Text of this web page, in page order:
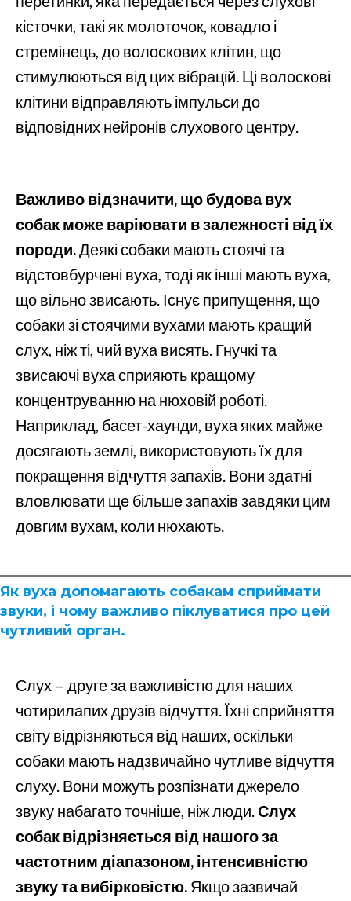
кісточки, такі як молоточок, ковадло і
стремінець, до волоскових клітин, що
стимулюються від цих вібрацій. Ці волоскові
клітини відправляють імпульси до
відповідних нейронів слухового центру.
Важливо відзначити, що будова вух
собак може варіювати в залежності від їх
породи.Деякі собаки мають стоячі та
відстовбурчені вуха, тоді як інші мають вуха,
що вільно звисають. Існує припущення, що
собаки зі стоячими вухами мають кращий
слух, ніж ті, чий вуха висять. Гнучкі та
звисаючі вуха сприяють кращому
концентруванню на нюховій роботі.
Наприклад, басет-хаунди, вуха яких майже
досягають землі, використовують їх для
покращення відчуття запахів. Вони здатні
вловлювати ще більше запахів завдяки цим
довгим вухам, коли нюхають.
Як вуха допомагають собакам сприймати
звуки, і чому важливо піклуватися про цей
чутливий орган.
Слух – друге за важливістю для наших
чотирилапих друзів відчуття. Їхні сприйняття
світу відрізняються від наших, оскільки
собаки мають надзвичайно чутливе відчуття
слуху. Вони можуть розпізнати джерело
звуку набагато точніше, ніж люди.Слух
собак відрізняється від нашого за
частотним діапазоном, інтенсивністю
звуку та вибірковістю. Якщо зазвичай